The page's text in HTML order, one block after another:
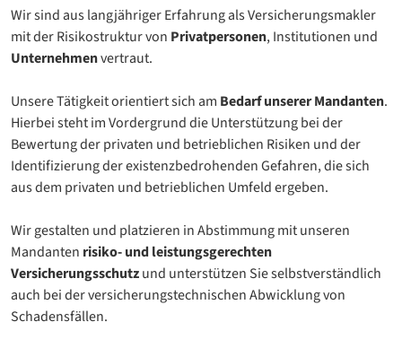
Wir sind aus langjähriger Erfahrung als Versicherungsmakler
mit der Risikostruktur von Privatpersonen, Institutionen und
Unternehmenvertraut.
Unsere Tätigkeit orientiert sich am Bedarf unserer Mandanten.
Hierbei steht im Vordergrund die Unterstützung bei der
Bewertung der privaten und betrieblichen Risiken und der
Identifizierung der existenzbedrohenden Gefahren, die sich
aus dem privaten und betrieblichen Umfeld ergeben.
Wir gestalten und platzieren in Abstimmung mit unseren
Mandanten risiko- und leistungsgerechten
Versicherungsschutzund unterstützen Sie selbstverständlich
auch bei der versicherungstechnischen Abwicklung von
Schadensfällen.